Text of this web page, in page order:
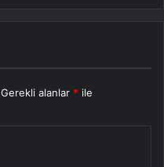
Gerekli alanlar * ile